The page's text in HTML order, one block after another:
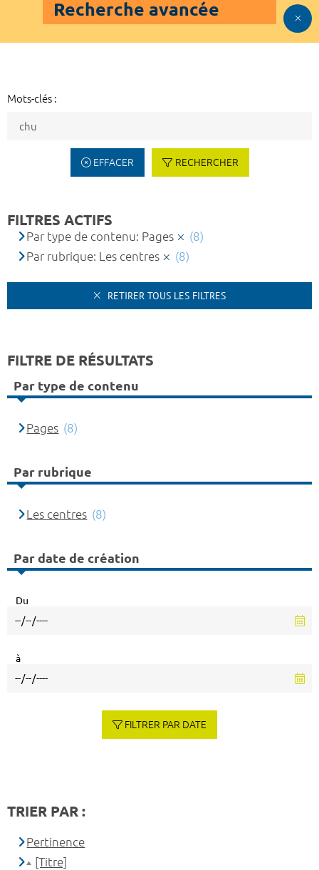
Recherche avancée
Mots-clés :
EFFACER RECHERCHER
FILTRES ACTIFS
Par type de contenu: Pages
(8)
Par rubrique: Les centres
(8)
RETIRER TOUS LES FILTRES
FILTRE DE RÉSULTATS
Par type de contenu
Pages (8)
Par rubrique
Les centres (8)
Par date de création
Du
à
FILTRER PAR DATE
TRIER PAR :
Pertinence
[Titre]